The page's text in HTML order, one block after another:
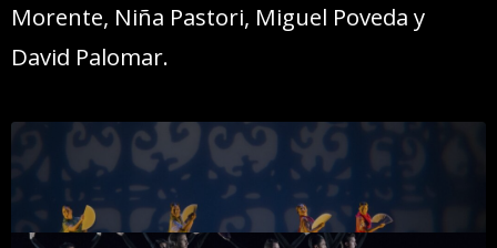
Morente, Niña Pastori, Miguel Poveda y
David Palomar.